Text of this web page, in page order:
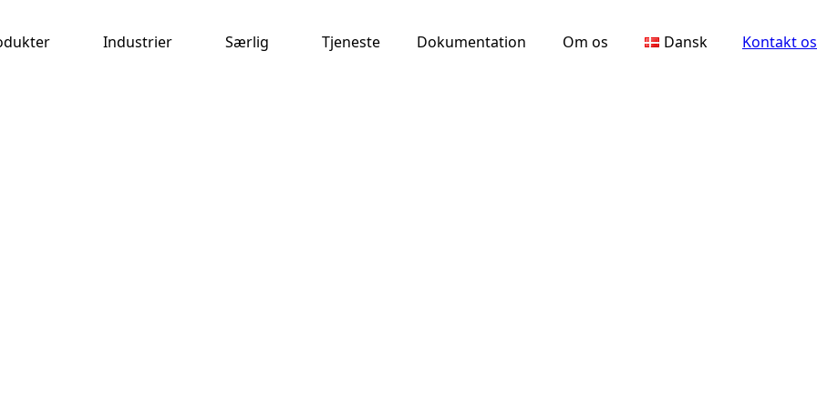
Industrier Særlig Tjeneste Dokumentation Om os Dansk Kontakt os